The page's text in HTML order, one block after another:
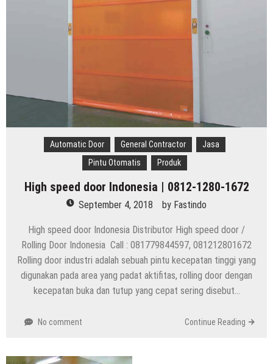
Automatic Door General Contractor
Jasa
Pintu Otomatis
Produk
High speed door Indonesia | 0812-1280-1672
September 4, 2018 by Fastindo
High speed door Indonesia Distributor High speed door /
Rolling Door Indonesia Call : 081779844597, 081212801672
Rolling door industri adalah sebuah pintu kecepatan tinggi yang
digunakan pada area yang padat aktifitas, rolling door dengan
kecepatan buka dan tutup yang cepat sering disebut…
No comment Continue Reading